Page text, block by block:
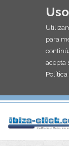
para
acepta
Política